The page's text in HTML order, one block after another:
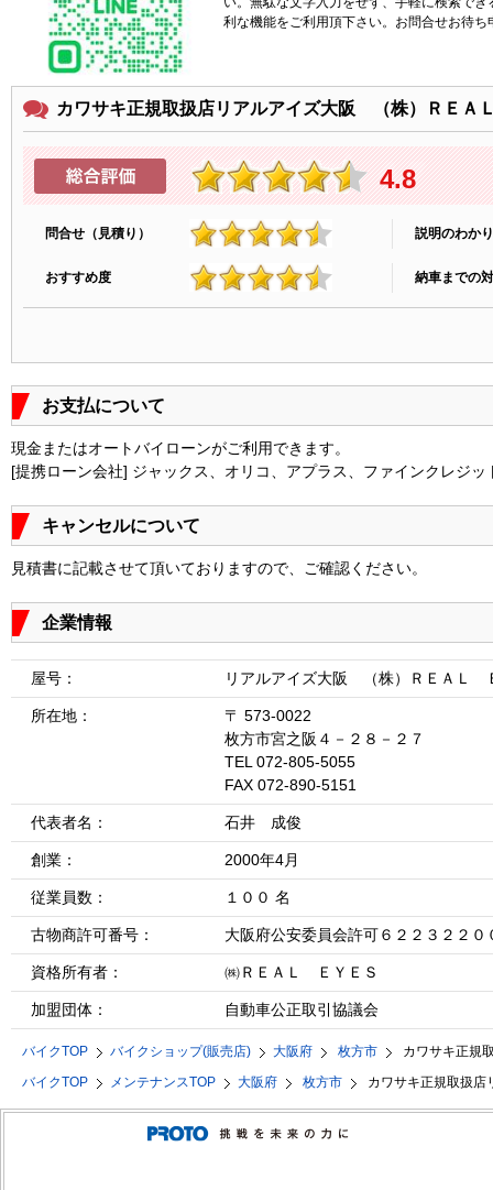
利な機能をご利用頂下さい。お問合せお待ち
カワサキ正規取扱店リアルアイズ大阪 （株）ＲＥＡ
4.8
問合せ（見積り）
4.8
説明のわか
おすすめ度
4.8
納車までの
お支払について
現金またはオートバイローンがご利用できます。
[提携ローン会社] ジャックス、オリコ、アプラス、ファインクレジッ
キャンセルについて
見積書に記載させて頂いておりますので、ご確認ください。
企業情報
屋号： リアルアイズ大阪 （株）ＲＥＡＬ
所在地：
〒 573-0022
枚方市宮之阪４－２８－２７
TEL 072-805-5055
FAX 072-890-5151
代表者名： 石井 成俊
創業： 2000年4月
従業員数： １００ 名
古物商許可番号： 大阪府公安委員会許可６２２３２２０
資格所有者： ㈱ＲＥＡＬ ＥＹＥＳ
加盟団体： 自動車公正取引協議会
バイクTOP バイクショップ(販売店) 大阪府 枚方市
カワサキ正規
バイクTOP
メンテナンスTOP 大阪府 枚方市 カワサキ正規取扱